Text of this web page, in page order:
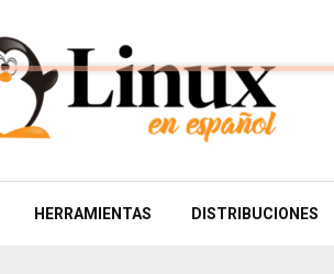
HERRAMIENTAS DISTRIBUCIONES